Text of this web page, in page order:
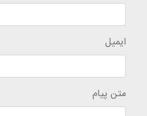
ایمیل
متن پیام